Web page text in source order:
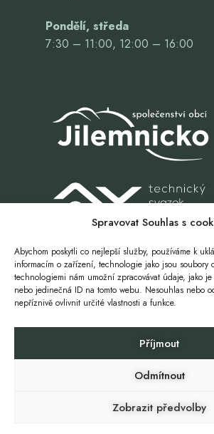
Spravovat Souhlas s
Abychom poskytli co nejlepší služby, používáme k
informacím o zařízení, technologie jako jsou soubory
technologiemi nám umožní zpracovávat údaje, jako
nebo jedinečná ID na tomto webu. Nesouhlas nebo
nepříznivě ovlivnit určité vlastnosti a funkce.
Příjmout
Odmítnout
Zobrazit předvolby
Pondělí, středa
7:30 – 11:00, 12:00 – 16:00
Život. Volnost.
CHOVATELÉ ROZTOKY
SOKOL ROZTOKY